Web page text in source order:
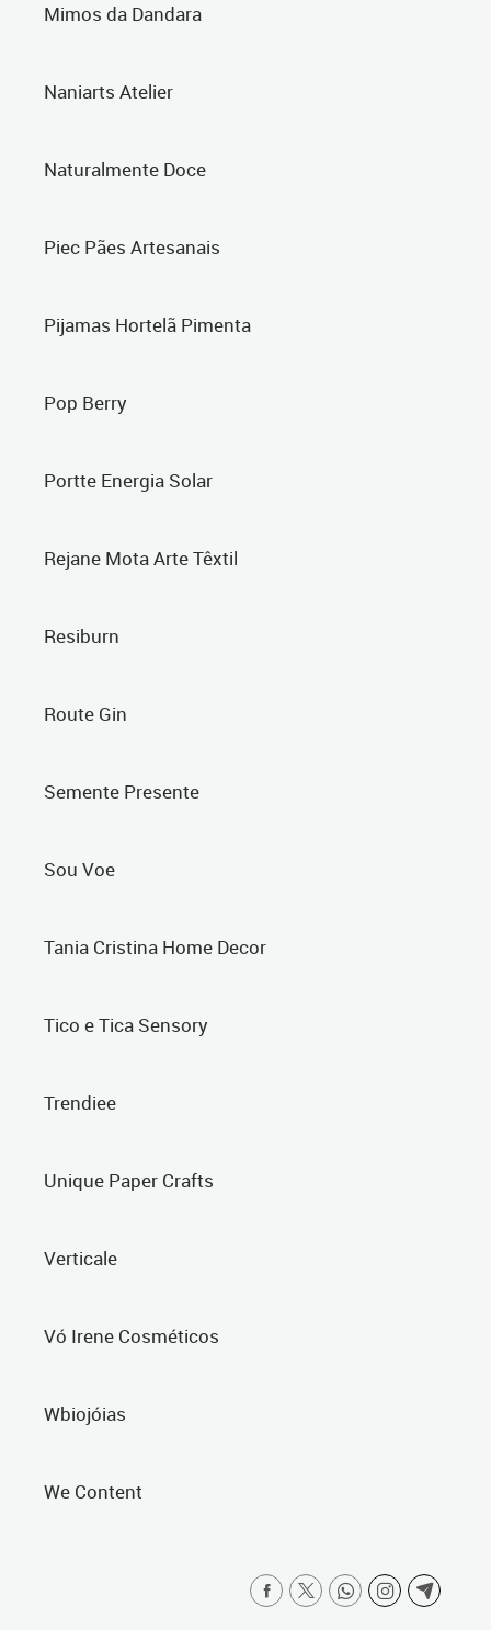
Mimos da Dandara
Naniarts Atelier
Naturalmente Doce
Piec Pães Artesanais
Pijamas Hortelã Pimenta
Pop Berry
Portte Energia Solar
Rejane Mota Arte Têxtil
Resiburn
Route Gin
Semente Presente
Sou Voe
Tania Cristina Home Decor
Tico e Tica Sensory
Trendiee
Unique Paper Crafts
Verticale
Vó Irene Cosméticos
Wbiojóias
We Content